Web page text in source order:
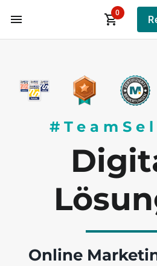
Zum Hauptinhalt
0
Online